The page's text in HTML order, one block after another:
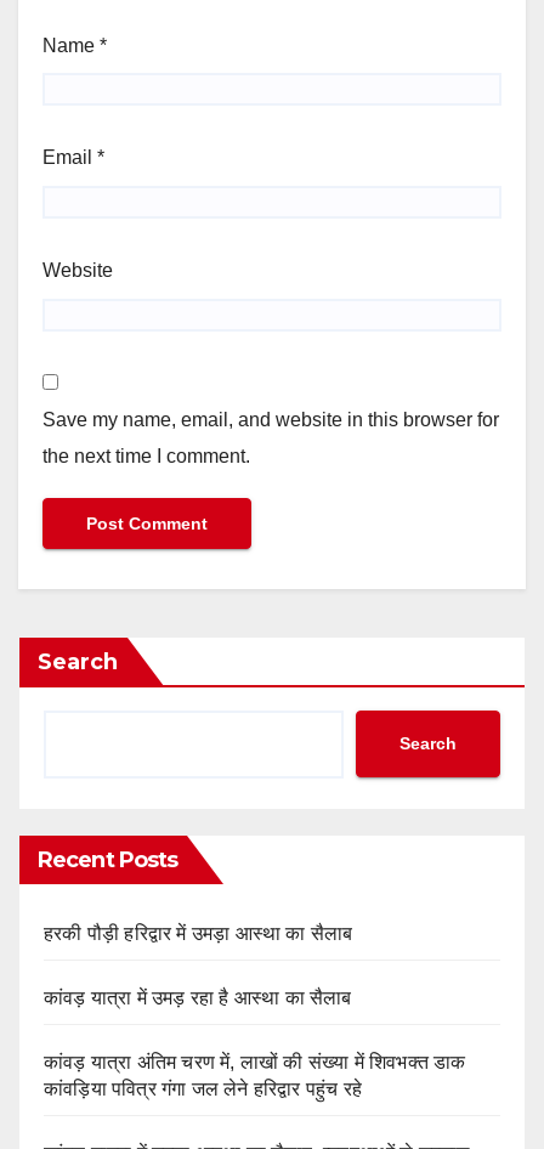
Name *
Email *
Website
Save my name, email, and website in this browser for
the next time I comment.
Search
Search
Recent Posts
हरकी पौड़ी हरिद्वार में उमड़ा आस्था का सैलाब
कांवड़ यात्रा में उमड़ रहा है आस्था का सैलाब
कांवड़ यात्रा अंतिम चरण में, लाखों की संख्या में शिवभक्त डाक
कांवड़िया पवित्र गंगा जल लेने हरिद्वार पहुंच रहे